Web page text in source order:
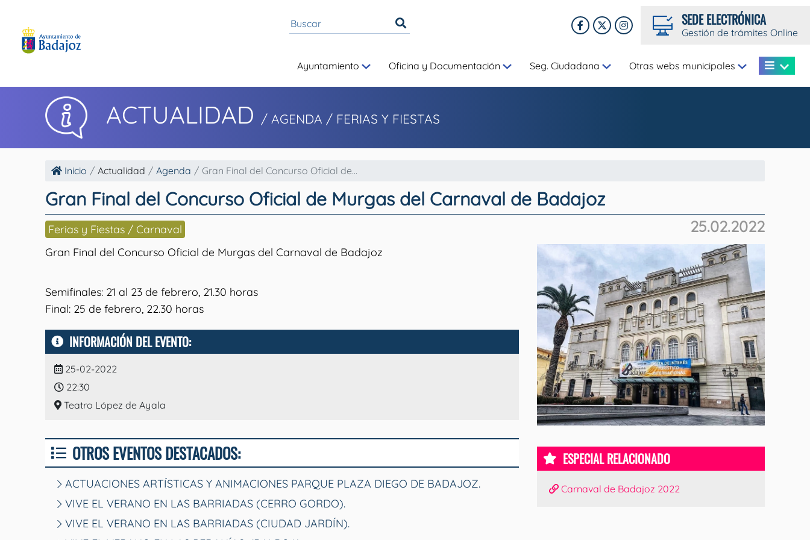
SEDE ELECTRÓNICA
Gestión de trámites Online
Ayuntamiento Oficina y Documentación Seg. Ciudadana Otras webs municipales
ACTUALIDAD / AGENDA / FERIAS Y FIESTAS
Inicio Actualidad Agenda Gran Final del Concurso Oficial de...
Gran Final del Concurso Oficial de Murgas del Carnaval de Badajoz
25.02.2022
Ferias y Fiestas / Carnaval
Gran Final del Concurso Oficial de Murgas del Carnaval de Badajoz
Semifinales: 21 al 23 de febrero, 21.30 horas
Final: 25 de febrero, 22.30 horas
INFORMACIÓN DEL EVENTO:
25-02-2022
22:30
Teatro López de Ayala
OTROS EVENTOS DESTACADOS:
ACTUACIONES ARTÍSTICAS Y ANIMACIONES PARQUE PLAZA DIEGO DE BADAJOZ.
VIVE EL VERANO EN LAS BARRIADAS (CERRO GORDO).
VIVE EL VERANO EN LAS BARRIADAS (CIUDAD JARDÍN).
ESPECIAL RELACIONADO
Carnaval de Badajoz 2022